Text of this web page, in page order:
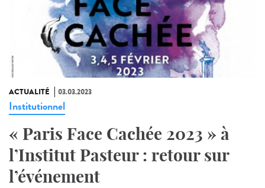
ACTUALITÉ 03.03.2023
Institutionnel
« Paris Face Cachée 2023 » à
l’Institut Pasteur : retour sur
l’événement